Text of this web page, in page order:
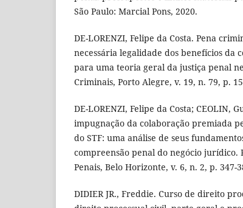
São Paulo: Marcial Pons, 2020.
DE-LORENZI, Felipe da Costa. Pena
necessária legalidade dos benefícios da
para uma teoria geral da justiça penal
Criminais, Porto Alegre, v. 19, n. 79, p.
DE-LORENZI, Felipe da Costa; CEOLIN,
impugnação da colaboração premiada
do STF: uma análise de seus
compreensão penal do negócio jurídico.
Penais, Belo Horizonte, v. 6, n. 2, p. 347-
DIDIER JR., Freddie. Curso de direito